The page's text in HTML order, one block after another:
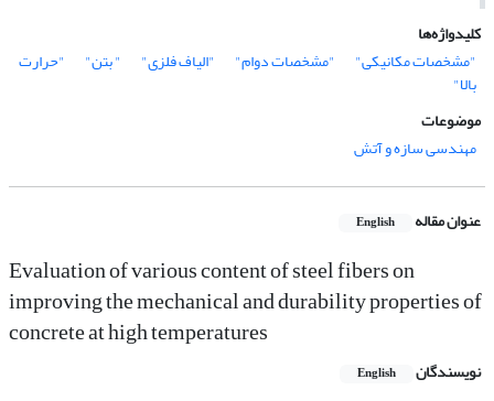
کلیدواژه‌ها
"مشخصات مکانیکی"
"مشخصات دوام" "الیاف فلزی" " بتن" "حرارت
بالا"
موضوعات
مهندسی سازه و آتش
عنوان مقاله English
Evaluation of various content of steel fibers on
improving the mechanical and durability properties of
concrete at high temperatures
نویسندگان English